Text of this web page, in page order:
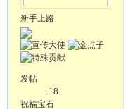
新手上路
发帖
18
祝福宝石